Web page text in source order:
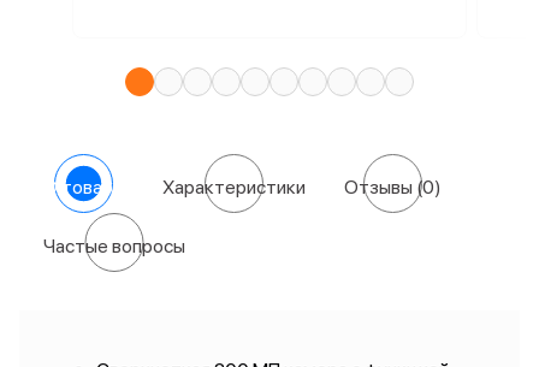
О товаре Характеристики Отзывы (0)
Частые вопросы